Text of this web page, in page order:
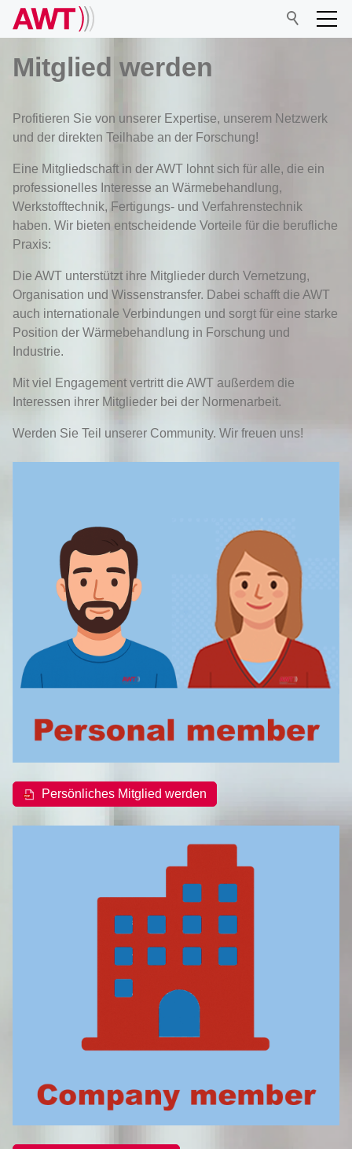
AWT
Netzwerk
Veranstaltungen
Mitgliedschaft
Mitglied werden
Profitieren Sie von unserer Expertise, unserem Netzwerk
und der direkten Teilhabe an der Forschung!
Eine Mitgliedschaft in der AWT lohnt sich für alle, die ein
professionelles Interesse an Wärmebehandlung,
Werkstofftechnik, Fertigungs- und Verfahrenstechnik
haben. Wir bieten entscheidende Vorteile für die berufliche
Praxis:
Die AWT unterstützt ihre Mitglieder durch Vernetzung,
Organisation und Wissenstransfer. Dabei schafft die AWT
auch internationale Verbindungen und sorgt für eine starke
Position der Wärmebehandlung in Forschung und
Industrie.
Mit viel Engagement vertritt die AWT außerdem die
Interessen ihrer Mitglieder bei der Normenarbeit.
Werden Sie Teil unserer Community. Wir freuen uns!
Persönliches Mitglied werden